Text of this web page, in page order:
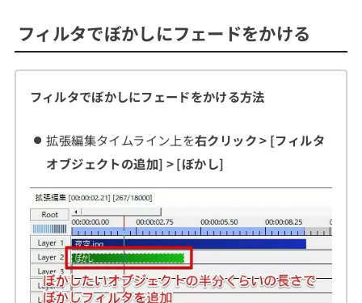
フィルタでぼかしにフェードをかける
フィルタでぼかしにフェードをかける方法
拡張編集タイムライン上を右クリック > [フィルタ
オブジェクトの追加] > [ぼかし]